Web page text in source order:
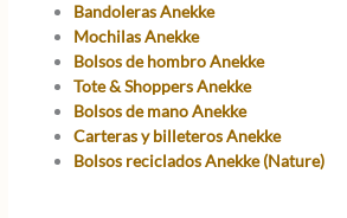
Bandoleras Anekke
Mochilas Anekke
Bolsos de hombro Anekke
Tote & Shoppers Anekke
Bolsos de mano Anekke
Carteras y billeteros Anekke
Bolsos reciclados Anekke (Nature)